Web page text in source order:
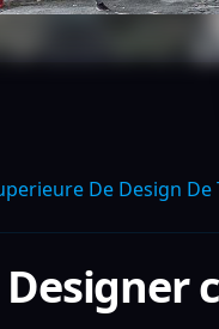
De Design De